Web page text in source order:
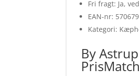
Fri fragt: Ja,
EAN-nr:
Kategori:
By
PrisMatch